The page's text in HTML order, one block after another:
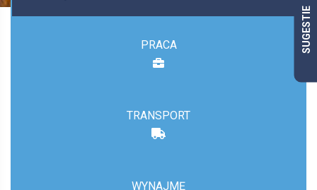
PRACA
TRANSPORT
WYNAJMĘ
SUGESTIE